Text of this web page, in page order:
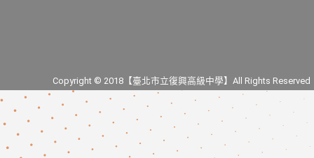
Copyright © 2018【臺北市立復興高級中學】All Rights Reserved